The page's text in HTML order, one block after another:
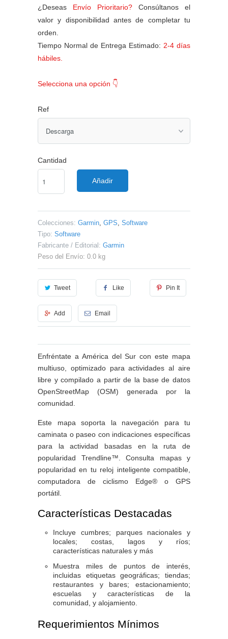
¿Deseas Envío Prioritario? Consúltanos el
valor y disponibilidad antes de completar tu
orden.
Tiempo Normal de Entrega Estimado: 2-4 días
hábiles.
Selecciona una opción 👇
Ref
Cantidad
Añadir
Colecciones: Garmin, GPS, Software
Tipo: Software
Fabricante / Editorial: Garmin
Peso del Envío: 0.0 kg
Tweet Like Pin It
Add Email
Enfréntate a América del Sur con este mapa
multiuso, optimizado para actividades al aire
libre y compilado a partir de la base de datos
OpenStreetMap (OSM) generada por la
comunidad.
Este mapa soporta la navegación para tu
caminata o paseo con indicaciones específicas
para la actividad basadas en la ruta de
popularidad Trendline™. Consulta mapas y
popularidad en tu reloj inteligente compatible,
computadora de ciclismo Edge® o GPS
portátil.
Características Destacadas
Incluye cumbres; parques nacionales y
locales; costas, lagos y ríos;
características naturales y más
Muestra miles de puntos de interés,
incluidas etiquetas geográficas; tiendas;
restaurantes y bares; estacionamiento;
escuelas y características de la
comunidad, y alojamiento.
Requerimientos Mínimos